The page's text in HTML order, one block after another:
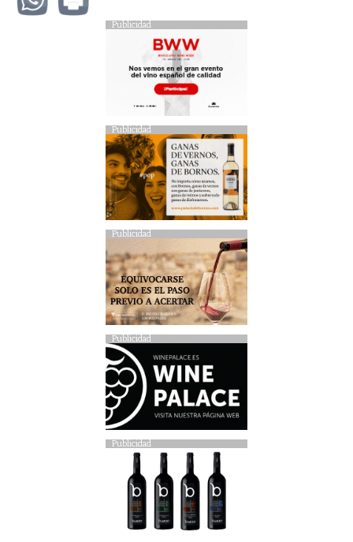
Publicidad
Publicidad
Publicidad
Publicidad
Publicidad